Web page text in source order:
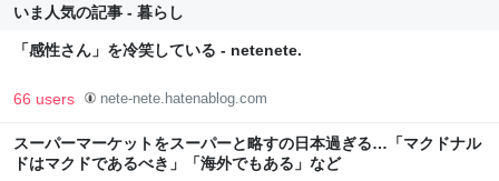
いま人気の記事 - 暮らし
「感性さん」を冷笑している - netenete.
66 users nete-nete.hatenablog.com
スーパーマーケットをスーパーと略すの日本過ぎる…「マクドナル
ドはマクドであるべき」「海外でもある」など